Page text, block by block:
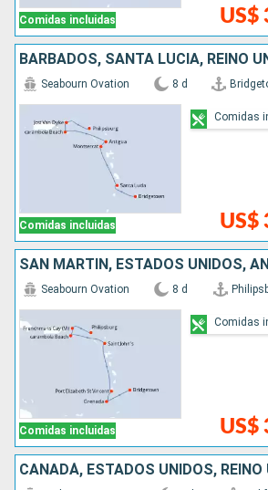
Comidas incluidas US$
Comidas incluidas
Seabourn Ovation 8 d
US$
Comidas
Comidas incluidas
Seabourn Ovation 8 d
US$
Comidas